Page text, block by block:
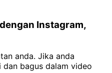
Instagram,
anda. Jika anda
bagus dalam video